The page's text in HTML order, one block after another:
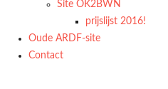
Site OK2BWN
prijslijst 2016!
Oude ARDF-site
Contact